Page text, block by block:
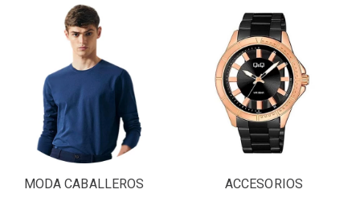
MODA CABALLEROS ACCESORIOS